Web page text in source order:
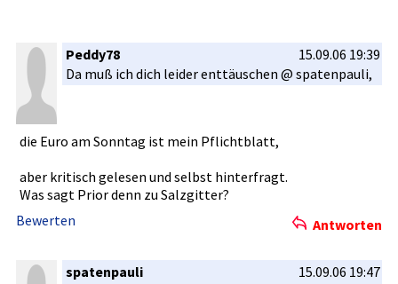
Peddy78
15.09.06 19:39
Da muß ich dich leider enttäusche­n @ spatenpaul­i,
die Euro am Sonntag ist mein Pflichtbla­tt,
aber kritisch gelesen und selbst hinterfrag­t.
Was sagt Prior denn zu Salzgitter­?
Bewerten
Antworten
spatenpauli
15.09.06 19:47